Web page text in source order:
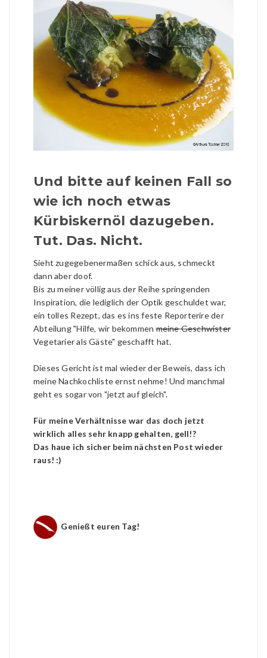
Und bitte auf keinen Fall so
wie ich noch etwas
Kürbiskernöl dazugeben.
Tut. Das. Nicht.
Sieht zugegebenermaßen schick aus, schmeckt
dann aber doof.
Bis zu meiner völlig aus der Reihe springenden
Inspiration, die lediglich der Optik geschuldet war,
ein tolles Rezept, das es ins feste Reporterire der
Abteilung "Hilfe, wir bekommenmeine Geschwister
Vegetarier als Gäste" geschafft hat.
Dieses Gericht ist mal wieder der Beweis, dass ich
meine Nachkochliste ernst nehme! Und manchmal
geht es sogar von "jetzt auf gleich".
Für meine Verhältnisse war das doch jetzt
wirklich alles sehr knapp gehalten, gell!?
Das haue ich sicher beim nächsten Post wieder
raus! :)
Genießt euren Tag!